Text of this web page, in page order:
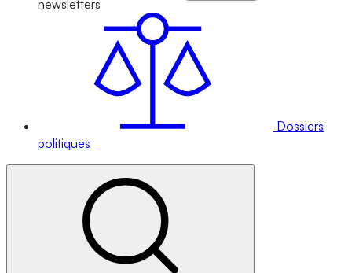
newsletters
Dossiers
politiques